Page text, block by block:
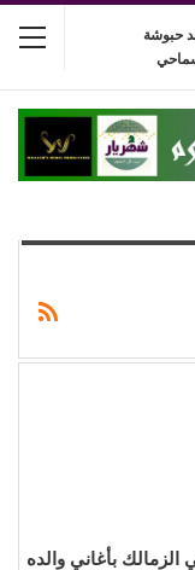
حبوشة
بأغاني والده